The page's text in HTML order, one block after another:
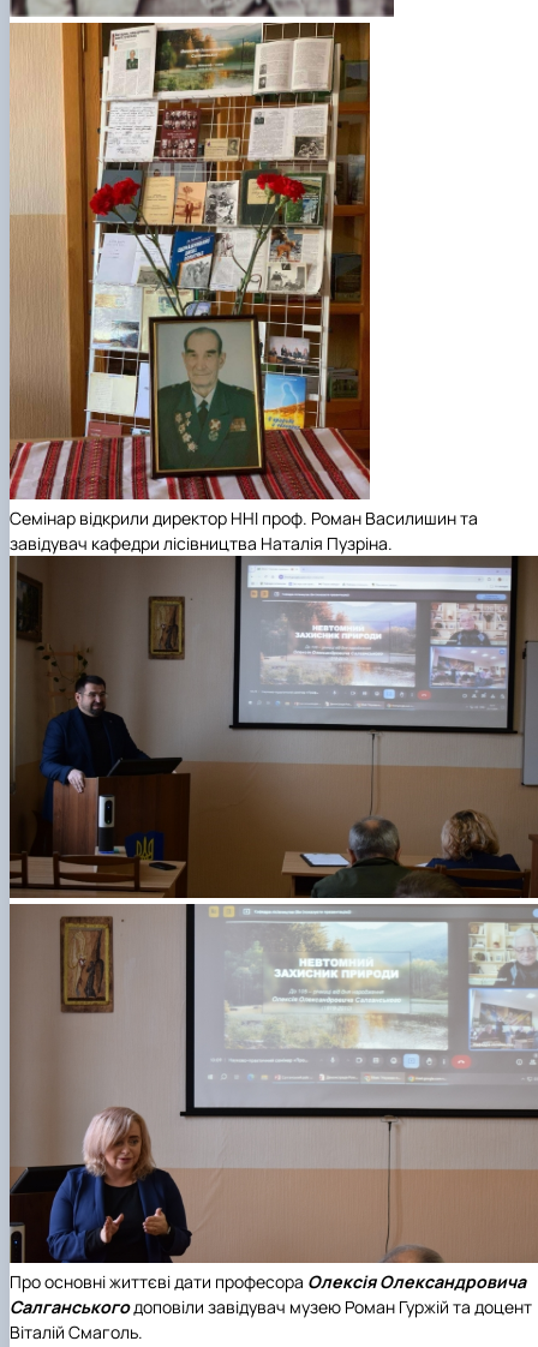
Семінар відкрили директор ННІ проф. Роман Василишин та
завідувач кафедри лісівництва Наталія Пузріна.
Про основні життєві дати професора Олексія Олександровича
Салганськогодоповіли завідувач музею Роман Гуржій та доцент
Віталій Смаголь.